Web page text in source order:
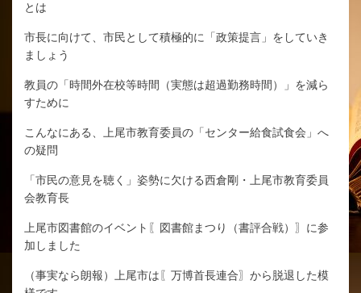
とは
市長に向けて、市民として積極的に「政策提言」をしていき
ましょう
教員の「時間外在校等時間（実態は超過勤務時間）」を減ら
すために
こんなにある、上尾市教育委員の「センター給食試食会」へ
の疑問
「市民の意見を聴く」姿勢に欠ける西倉剛・上尾市教育委員
会教育長
上尾市図書館のイベント〖図書館まつり（書評合戦）〗に参
加しました
（事実なら朗報）上尾市は〖万博首長連合〗から脱退した模